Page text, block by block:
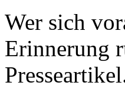
Wer sich
Erinnerung